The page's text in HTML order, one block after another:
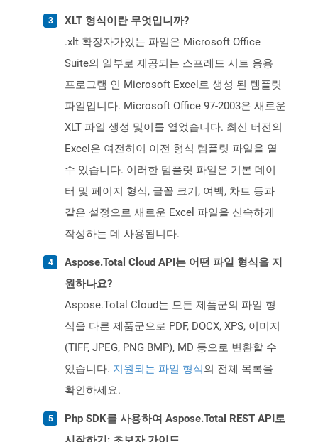
XLT 형식이란 무엇입니까?
.xlt 확장자가있는 파일은 Microsoft Office
Suite의 일부로 제공되는 스프레드 시트 응용
프로그램 인 Microsoft Excel로 생성 된 템플릿
파일입니다. Microsoft Office 97-2003은 새로운
XLT 파일 생성 및이를 열었습니다. 최신 버전의
Excel은 여전히이 이전 형식 템플릿 파일을 열
수 있습니다. 이러한 템플릿 파일은 기본 데이
터 및 페이지 형식, 글꼴 크기, 여백, 차트 등과
같은 설정으로 새로운 Excel 파일을 신속하게
작성하는 데 사용됩니다.
Aspose.Total Cloud API는 어떤 파일 형식을 지
원하나요?
Aspose.Total Cloud는 모든 제품군의 파일 형
식을 다른 제품군으로 PDF, DOCX, XPS, 이미지
(TIFF, JPEG, PNG BMP), MD 등으로 변환할 수
있습니다. 지원되는 파일 형식의 전체 목록을
확인하세요.
Php SDK를 사용하여 Aspose.Total REST API로